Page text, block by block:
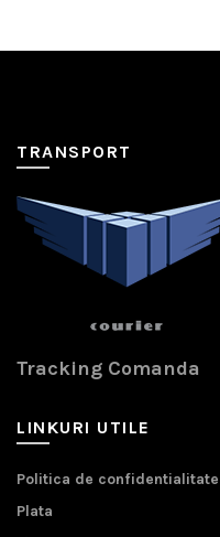
TRANSPORT
Tracking Comanda
LINKURI UTILE
Politica de confidentialitate
Plata